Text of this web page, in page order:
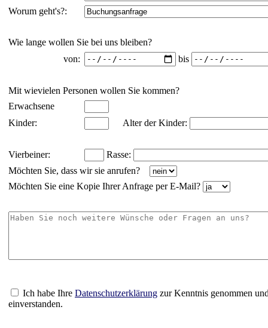
Worum geht's?:
Wie lange wollen Sie bei uns bleiben?
von:
bis
Mit wievielen Personen wollen Sie kommen?
Erwachsene
Kinder:
Alter der Kinder:
Vierbeiner:
Rasse:
Möchten Sie, dass wir sie anrufen?
Möchten Sie eine Kopie Ihrer Anfrage per E-Mail?
Ich habe Ihre Datenschutzerklärung zur Kenntnis genommen
einverstanden.